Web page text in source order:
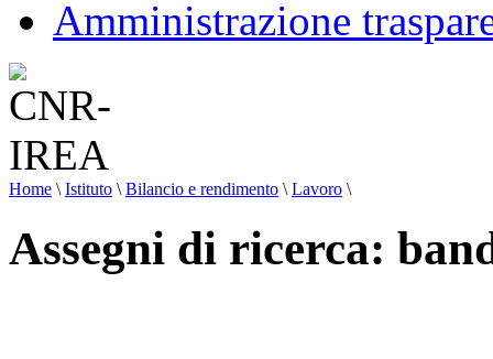
Amministrazione
Home \ Istituto \ Bilancio e rendimento \ Lavoro \
Assegni di ricerca: